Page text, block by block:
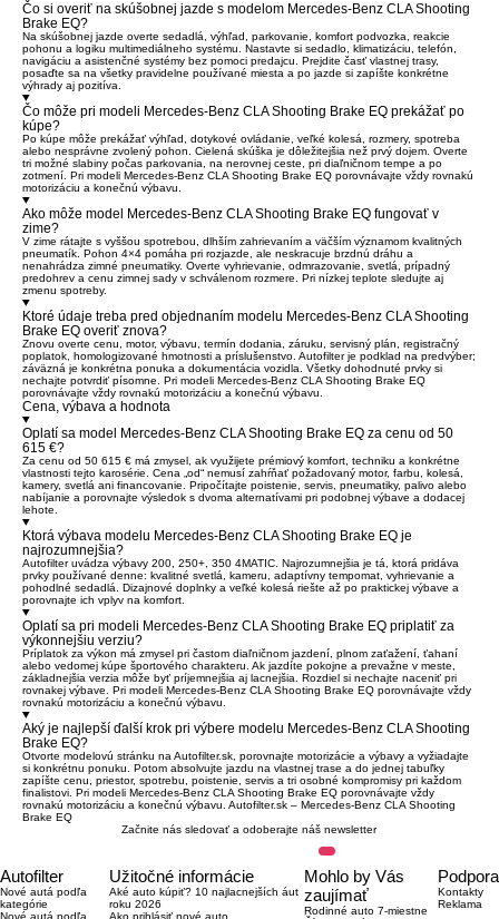
Čo si overiť na skúšobnej jazde s modelom Mercedes-Benz CLA Shooting
Brake EQ?
Na skúšobnej jazde overte sedadlá, výhľad, parkovanie, komfort podvozka, reakcie
pohonu a logiku multimediálneho systému. Nastavte si sedadlo, klimatizáciu, telefón,
navigáciu a asistenčné systémy bez pomoci predajcu. Prejdite časť vlastnej trasy,
posaďte sa na všetky pravidelne používané miesta a po jazde si zapíšte konkrétne
výhrady aj pozitíva.
Čo môže pri modeli Mercedes-Benz CLA Shooting Brake EQ prekážať po
kúpe?
Po kúpe môže prekážať výhľad, dotykové ovládanie, veľké kolesá, rozmery, spotreba
alebo nesprávne zvolený pohon. Cielená skúška je dôležitejšia než prvý dojem. Overte
tri možné slabiny počas parkovania, na nerovnej ceste, pri diaľničnom tempe a po
zotmení. Pri modeli Mercedes-Benz CLA Shooting Brake EQ porovnávajte vždy rovnakú
motorizáciu a konečnú výbavu.
Ako môže model Mercedes-Benz CLA Shooting Brake EQ fungovať v
zime?
V zime rátajte s vyššou spotrebou, dlhším zahrievaním a väčším významom kvalitných
pneumatík. Pohon 4×4 pomáha pri rozjazde, ale neskracuje brzdnú dráhu a
nenahrádza zimné pneumatiky. Overte vyhrievanie, odmrazovanie, svetlá, prípadný
predohrev a cenu zimnej sady v schválenom rozmere. Pri nízkej teplote sledujte aj
zmenu spotreby.
Ktoré údaje treba pred objednaním modelu Mercedes-Benz CLA Shooting
Brake EQ overiť znova?
Znovu overte cenu, motor, výbavu, termín dodania, záruku, servisný plán, registračný
poplatok, homologizované hmotnosti a príslušenstvo. Autofilter je podklad na predvýber;
záväzná je konkrétna ponuka a dokumentácia vozidla. Všetky dohodnuté prvky si
nechajte potvrdiť písomne. Pri modeli Mercedes-Benz CLA Shooting Brake EQ
porovnávajte vždy rovnakú motorizáciu a konečnú výbavu.
Cena, výbava a hodnota
Oplatí sa model Mercedes-Benz CLA Shooting Brake EQ za cenu od 50
615 €?
Za cenu od 50 615 € má zmysel, ak využijete prémiový komfort, techniku a konkrétne
vlastnosti tejto karosérie. Cena „od“ nemusí zahŕňať požadovaný motor, farbu, kolesá,
kamery, svetlá ani financovanie. Pripočítajte poistenie, servis, pneumatiky, palivo alebo
nabíjanie a porovnajte výsledok s dvoma alternatívami pri podobnej výbave a dodacej
lehote.
Ktorá výbava modelu Mercedes-Benz CLA Shooting Brake EQ je
najrozumnejšia?
Autofilter uvádza výbavy 200, 250+, 350 4MATIC. Najrozumnejšia je tá, ktorá pridáva
prvky používané denne: kvalitné svetlá, kameru, adaptívny tempomat, vyhrievanie a
pohodlné sedadlá. Dizajnové doplnky a veľké kolesá riešte až po praktickej výbave a
porovnajte ich vplyv na komfort.
Oplatí sa pri modeli Mercedes-Benz CLA Shooting Brake EQ priplatiť za
výkonnejšiu verziu?
Príplatok za výkon má zmysel pri častom diaľničnom jazdení, plnom zaťažení, ťahaní
alebo vedomej kúpe športového charakteru. Ak jazdíte pokojne a prevažne v meste,
základnejšia verzia môže byť príjemnejšia aj lacnejšia. Rozdiel si nechajte naceniť pri
rovnakej výbave. Pri modeli Mercedes-Benz CLA Shooting Brake EQ porovnávajte vždy
rovnakú motorizáciu a konečnú výbavu.
Aký je najlepší ďalší krok pri výbere modelu Mercedes-Benz CLA Shooting
Brake EQ?
Otvorte modelovú stránku na Autofilter.sk, porovnajte motorizácie a výbavy a vyžiadajte
si konkrétnu ponuku. Potom absolvujte jazdu na vlastnej trase a do jednej tabuľky
zapíšte cenu, priestor, spotrebu, poistenie, servis a tri osobné kompromisy pri každom
finalistovi. Pri modeli Mercedes-Benz CLA Shooting Brake EQ porovnávajte vždy
rovnakú motorizáciu a konečnú výbavu. Autofilter.sk – Mercedes-Benz CLA Shooting
Brake EQ
Začnite nás sledovať a odoberajte náš newsletter
Autofilter
Nové autá podľa
kategórie
Nové autá podľa
Užitočné informácie
Aké auto kúpiť? 10 najlacnejších áut
roku 2026
Ako prihlásiť nové auto
Mohlo by Vás
zaujímať
Rodinné auto 7-miestne
Podpora
Kontakty
Reklama